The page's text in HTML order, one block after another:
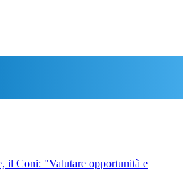
il Coni: "Valutare opportunità e